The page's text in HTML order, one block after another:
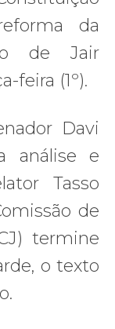
da
de Jair
feira (1º).
Davi
análise e
Tasso
de
termine
o texto